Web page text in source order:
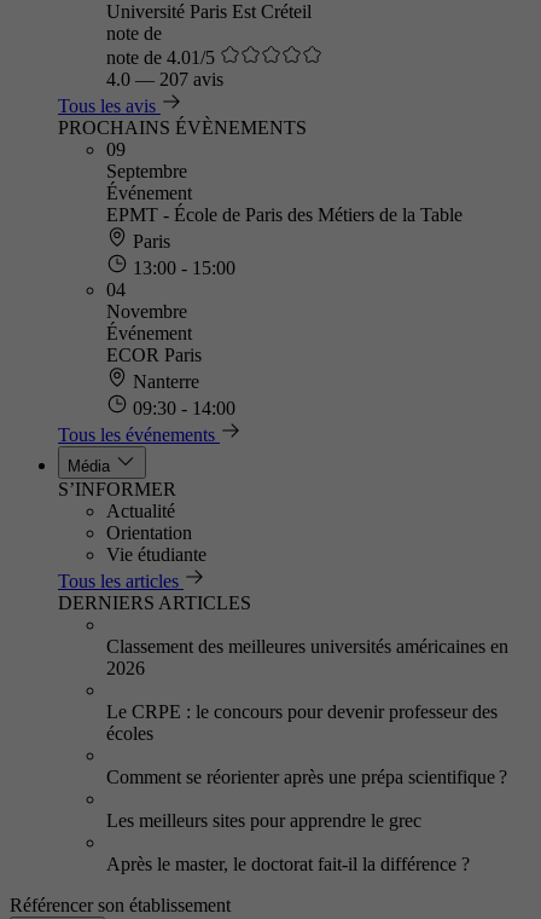
Université Paris Est Créteil
note de
note de 4.01/5
4.0 — 207 avis
Tous les avis
PROCHAINS ÉVÈNEMENTS
09
Septembre
Événement
EPMT - École de Paris des Métiers de la Table
Paris
13:00 - 15:00
04
Novembre
Événement
ECOR Paris
Nanterre
09:30 - 14:00
Tous les événements
Média
S’INFORMER
Actualité
Orientation
Vie étudiante
Tous les articles
DERNIERS ARTICLES
Classement des meilleures universités américaines en
2026
Le CRPE : le concours pour devenir professeur des
écoles
Comment se réorienter après une prépa scientifique ?
Les meilleurs sites pour apprendre le grec
Après le master, le doctorat fait-il la différence ?
Référencer son établissement